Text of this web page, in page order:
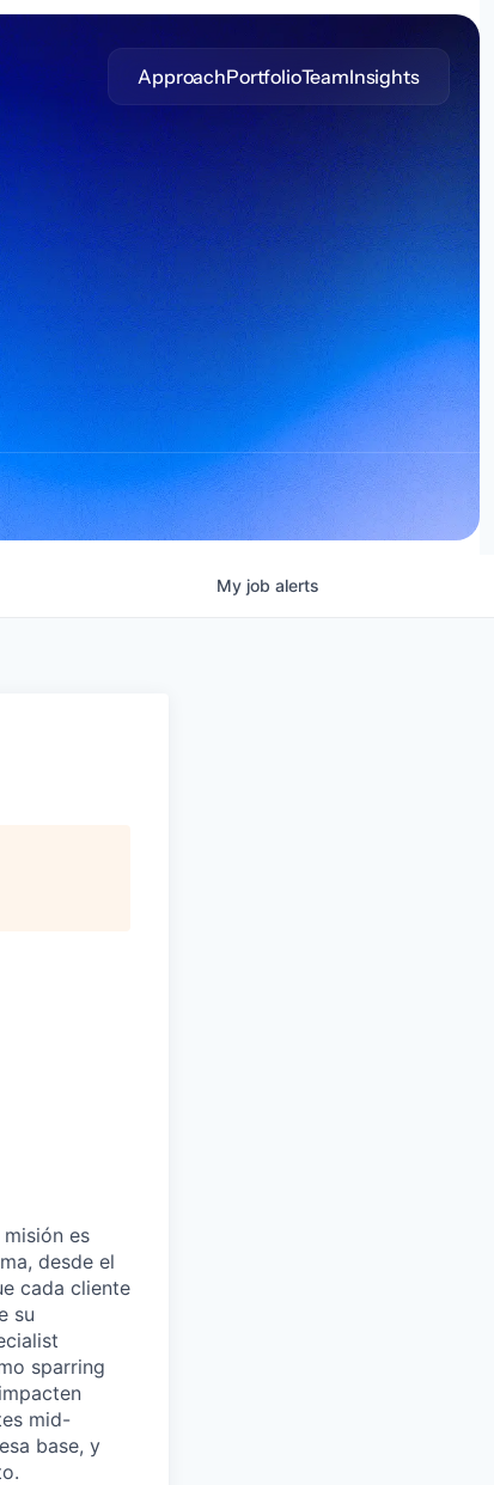
ApproachPortfolioTeamInsights
My job alerts
es
desde el
cada cliente
su
sparring
mid-
base, y